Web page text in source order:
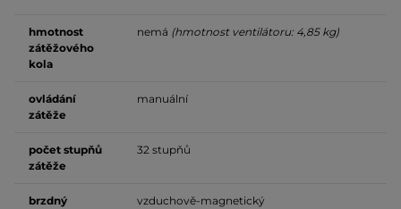
hmotnost
zátěžového
kola
nemá (hmotnost ventilátoru: 4,85 kg)
ovládání
zátěže
manuální
počet stupňů
zátěže
32 stupňů
brzdný
vzduchově-magnetický